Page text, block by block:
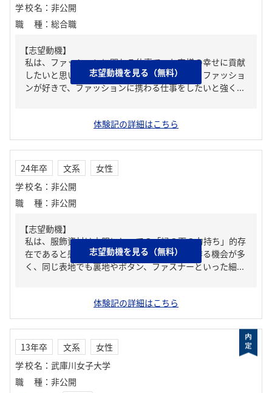
学校名 ： 非公開
職種 ： 総合職
【志望動機】
私は、ファッションに関わる仕事で、お客様の幸せに貢献
したいと思い、貴社を志望します。私は元々、ファッショ
ンが好きで、ファッションに携わる仕事をしたいと強く...
体験記の詳細はこちら
志望動機を見る（無料）
24年卒 文系
女性
学校名 ： 非公開
職種 ： 非公開
【志望動機】
私は、服飾資材は衣服にとっての「縁の下の力持ち」的存
在であると感じています。学校生活で衣服を作る機会が多
く、同じ表地でも裏地やボタン、ファスナーといった細...
体験記の詳細はこちら
志望動機を見る（無料）
13年卒 文系
女性
学校名 ： 武庫川女子大学
職種 ： 非公開